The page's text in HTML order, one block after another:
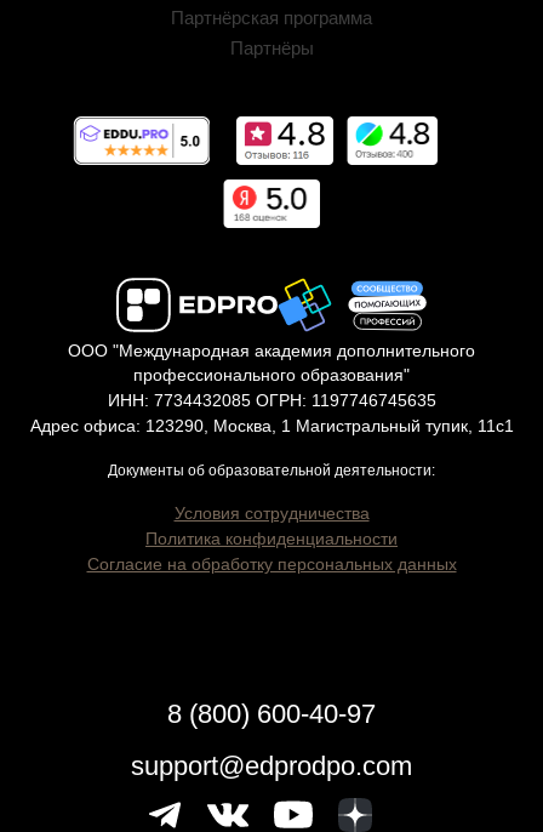
Партнёрская программа
Партнёры
ООО "Международная академия дополнительного
профессионального образования"
ИНН: 7734432085 ОГРН: 1197746745635
Адрес офиса: 123290, Москва, 1 Магистральный тупик, 11с1
Документы об образовательной деятельности:
Условия сотрудничества
Политика конфиденциальности
Согласие на обработку персональных данных
8 (800) 600-40-97
support@edprodpo.com